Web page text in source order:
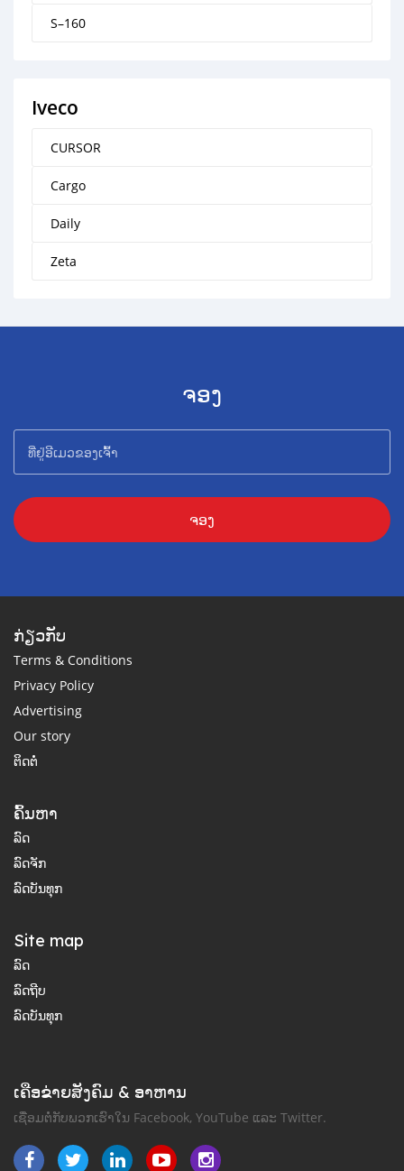
S–160
Iveco
CURSOR
Cargo
Daily
Zeta
ຈອງ
ຈອງ
ກ່ຽວກັບ
Terms & Conditions
Privacy Policy
Advertising
Our story
ຕິດຕໍ່
ຄົ້ນຫາ
ລົດ
ລົດຈັກ
ລົດບັນທຸກ
Site map
ລົດ
ລົດຖີບ
ລົດບັນທຸກ
ເຄືອຂ່າຍສັງຄົມ & ອາຫານ
ເຊື່ອມຕໍ່ກັບພວກເຮົາໃນ Facebook, YouTube ແລະ Twitter.